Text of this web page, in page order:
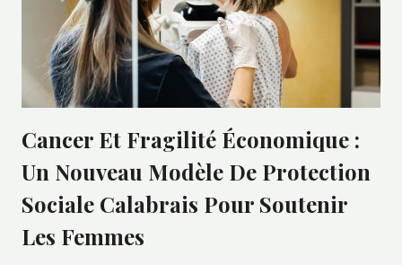
Cancer Et Fragilité Économique :
Un Nouveau Modèle De Protection
Sociale Calabrais Pour Soutenir
Les Femmes